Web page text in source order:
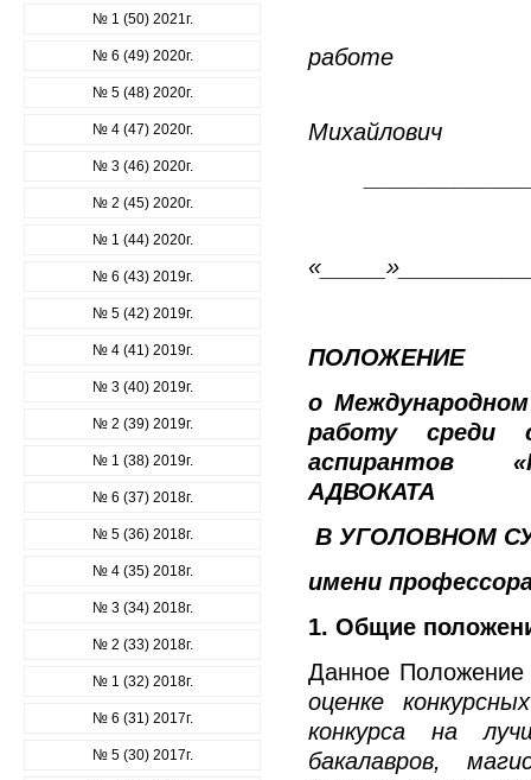
№ 1 (50) 2021г.
№ 6 (49) 2020г.
№ 5 (48) 2020г.
№ 4 (47) 2020г.
№ 3 (46) 2020г.
№ 2 (45) 2020г.
№ 1 (44) 2020г.
№ 6 (43) 2019г.
№ 5 (42) 2019г.
№ 4 (41) 2019г.
№ 3 (40) 2019г.
№ 2 (39) 2019г.
№ 1 (38) 2019г.
№ 6 (37) 2018г.
№ 5 (36) 2018г.
№ 4 (35) 2018г.
№ 3 (34) 2018г.
№ 2 (33) 2018г.
№ 1 (32) 2018г.
№ 6 (31) 2017г.
№ 5 (30) 2017г.
работе
Михайлович
ПОЛОЖЕНИЕ
о
работу среди
аспирантов
АДВОКАТА
В УГОЛОВНОМ
имени
1. Общие
Данное
оценке
конкурса на
бакалавров,